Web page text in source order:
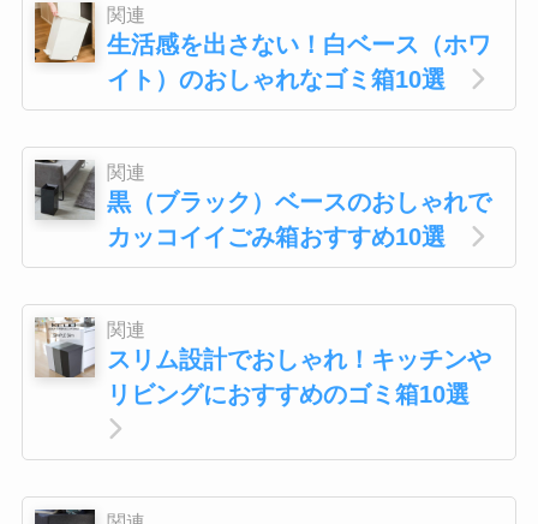
関連
生活感を出さない！白ベース（ホワ
イト）のおしゃれなゴミ箱10選
関連
黒（ブラック）ベースのおしゃれで
カッコイイごみ箱おすすめ10選
関連
スリム設計でおしゃれ！キッチンや
リビングにおすすめのゴミ箱10選